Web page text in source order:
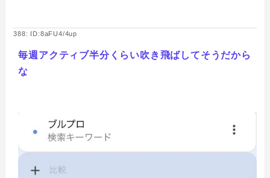
388: ID:8aFU4/4up
毎週アクティブ半分くらい吹き飛ばしてそうだから
な